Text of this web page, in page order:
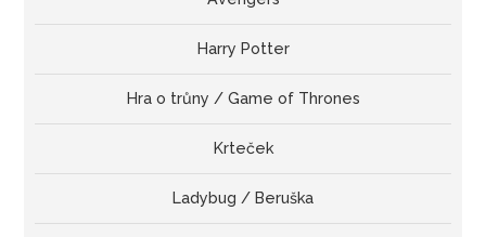
Harry Potter
Hra o trůny / Game of Thrones
Krteček
Ladybug / Beruška